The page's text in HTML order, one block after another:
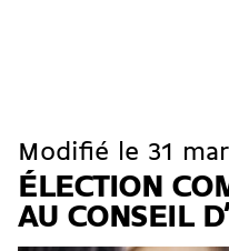
Modifié le 31
ÉLECTION
AU CONSEIL